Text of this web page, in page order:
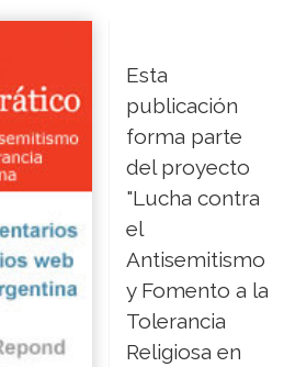
Esta
publicación
forma parte
del proyecto
"Lucha contra
el
Antisemitismo
y Fomento a la
Tolerancia
Religiosa en